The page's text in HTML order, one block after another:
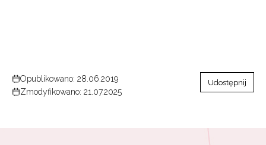
Opublikowano: 28.06.2019
Zmodyfikowano: 21.07.2025
Udostępnij